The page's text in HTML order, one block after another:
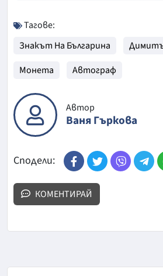
Тагове:
Знакът На Българина
Монета
Автограф
Автор
Ваня Гъркова
Сподели:
КОМЕНТИРАЙ